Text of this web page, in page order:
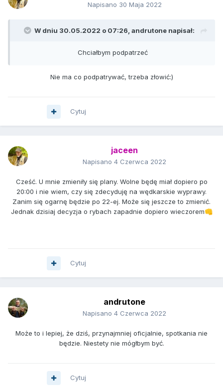
Napisano 30 Maja 2022
W dniu 30.05.2022 o 07:26, andrutone napisał:
Chciałbym podpatrzeć
Nie ma co podpatrywać, trzeba złowić:)
Cytuj
jaceen
Napisano 4 Czerwca 2022
Cześć. U mnie zmieniły się plany. Wolne będę miał dopiero po
20:00 i nie wiem, czy się zdecyduję na wędkarskie wyprawy.
Zanim się ogarnę będzie po 22-ej. Może się jeszcze to zmienić.
Jednak dzisiaj decyzja o rybach zapadnie dopiero wieczorem👊
Cytuj
andrutone
Napisano 4 Czerwca 2022
Może to i lepiej, że dziś, przynajmniej oficjalnie, spotkania nie
będzie. Niestety nie mógłbym być.
Cytuj